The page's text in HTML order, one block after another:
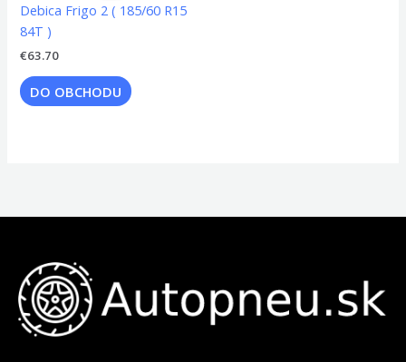
Debica Frigo 2 ( 185/60 R15
84T )
€63.70
DO OBCHODU